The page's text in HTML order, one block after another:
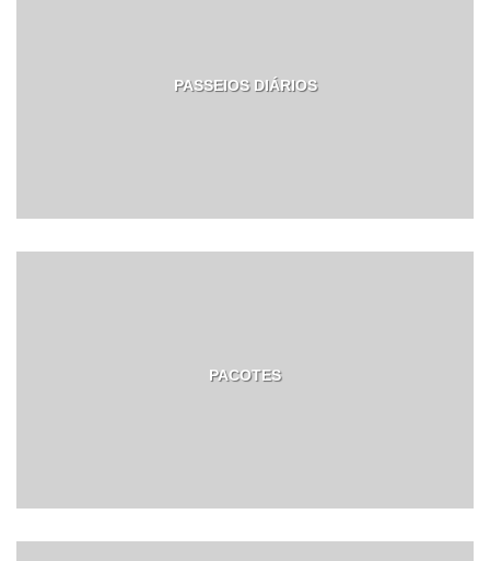
PASSEIOS DIÁRIOS
PACOTES